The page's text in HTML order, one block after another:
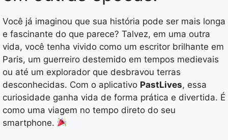
Você já imaginou que sua história pode ser mais longa
e fascinante do que parece? Talvez, em uma outra
vida, você tenha vivido como um escritor brilhante em
Paris, um guerreiro destemido em tempos medievais
ou até um explorador que desbravou terras
desconhecidas. Com o aplicativo PastLives, essa
curiosidade ganha vida de forma prática e divertida. É
como uma viagem no tempo direto do seu
smartphone.